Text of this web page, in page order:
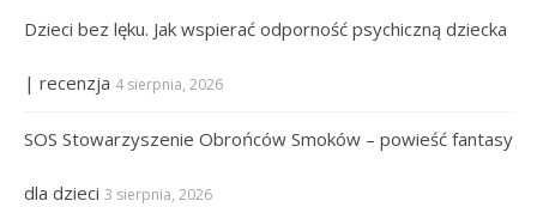
Dzieci bez lęku. Jak wspierać odporność psychiczną dziecka
| recenzja 4 sierpnia, 2026
SOS Stowarzyszenie Obrońców Smoków – powieść fantasy
dla dzieci 3 sierpnia, 2026